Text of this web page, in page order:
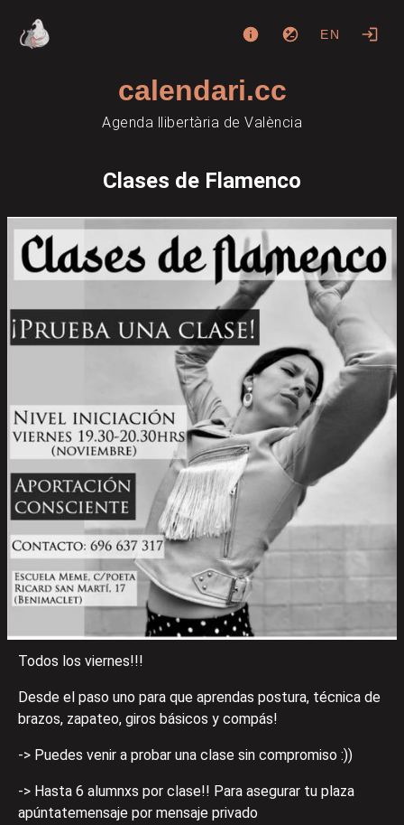
EN
calendari.cc
Agenda llibertària de València
Clases de Flamenco
Todos los viernes!!!
Desde el paso uno para que aprendas postura, técnica de
brazos, zapateo, giros básicos y compás!
-> Puedes venir a probar una clase sin compromiso :))
-> Hasta 6 alumnxs por clase!! Para asegurar tu plaza
apúntatemensaje por mensaje privado